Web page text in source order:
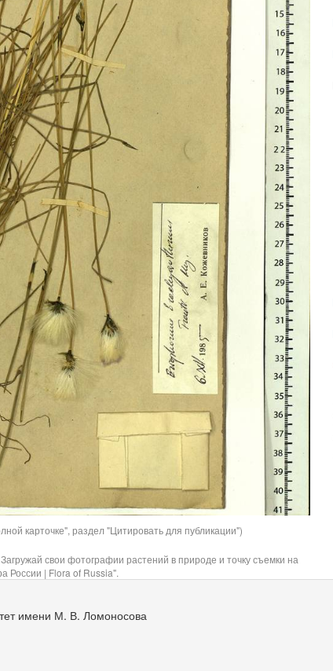
карточке", раздел "Цитировать для публикации")
свои фотографии растений в природе и точку съемки на
России | Flora of Russia".
имени М. В. Ломоносова